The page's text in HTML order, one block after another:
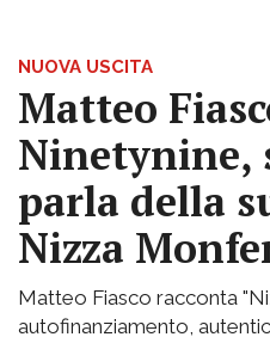
NUOVA USCITA
Matteo
Ninetynine,
parla della
Nizza
Matteo Fiasco racconta
autofinanziamento,